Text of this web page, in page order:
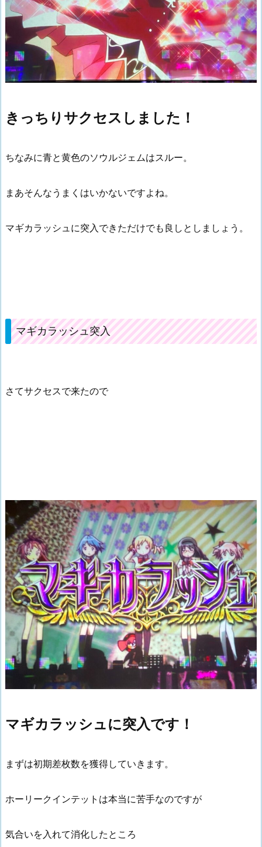
きっちりサクセスしました！
ちなみに青と黄色のソウルジェムはスルー。
まあそんなうまくはいかないですよね。
マギカラッシュに突入できただけでも良しとしましょう。
マギカラッシュ突入
さてサクセスで来たので
マギカラッシュに突入です！
まずは初期差枚数を獲得していきます。
ホーリークインテットは本当に苦手なのですが
気合いを入れて消化したところ